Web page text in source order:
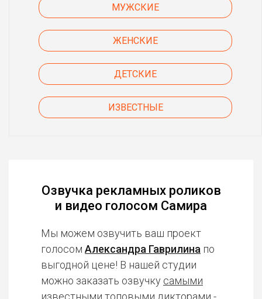
МУЖСКИЕ
ЖЕНСКИЕ
ДЕТСКИЕ
ИЗВЕСТНЫЕ
Озвучка рекламных роликов
и видео голосом Самира
Мы можем озвучить ваш проект
голосом Александра Гаврилина по
выгодной цене! В нашей студии
можно заказать озвучку самыми
известными топовыми дикторами -